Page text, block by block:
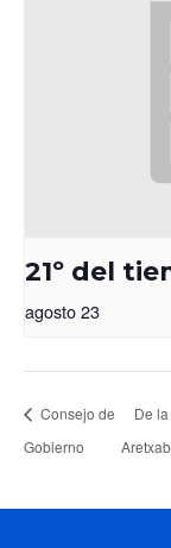
21º del
agosto 23
Consejo de
Gobierno
De